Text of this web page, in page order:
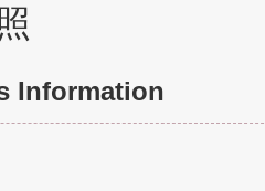
Information